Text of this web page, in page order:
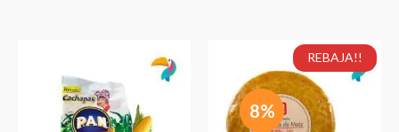
PAN
Sweet
Corn
REBAJA!!
8%
El
precio
original
era:
$ 14.60.
El
precio
actual
Cachapas
Paisa
5
Unidades